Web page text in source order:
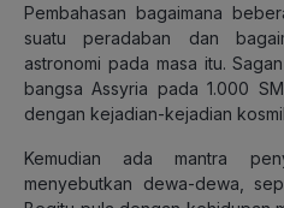
Pembahasan bagaimana
suatu peradaban dan
astronomi pada masa itu.
bangsa Assyria pada 1.000
dengan kejadian-kejadian
Kemudian ada mantra
menyebutkan dewa-dewa,